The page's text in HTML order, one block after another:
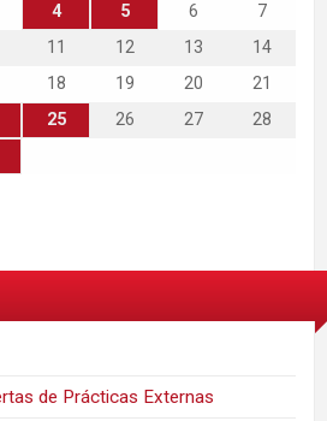
4 5 6
7
11 12 13
14
18 19 20
21
25 26 27
28
de Prácticas Externas